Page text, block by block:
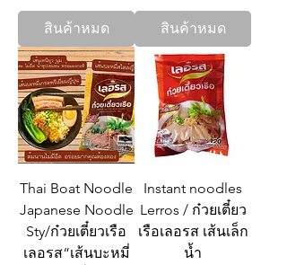
สินค้าหมด สินค้าหมด
Thai Boat Noodle
Japanese Noodle
Sty/ก๋วยเตี๋ยวเรือ
เลอรส“เส้นบะหมี่
Instant noodles
Lerros / ก๋วยเตี๋ยว
เรือเลอรส เส้นเล็ก
น้ำ